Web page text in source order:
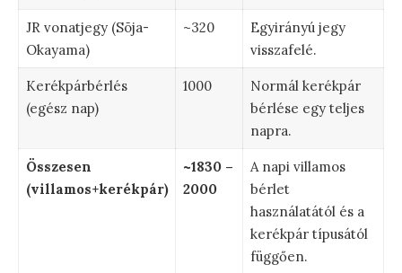
JR vonatjegy (Sōja-
Okayama)
~320
Egyirányú jegy
visszafelé.
Kerékpárbérlés
(egész nap)
1000
Normál kerékpár
bérlése egy teljes
napra.
Összesen
(villamos+kerékpár)
~1830 –
2000
A napi villamos
bérlet
használatától és a
kerékpár típusától
függően.